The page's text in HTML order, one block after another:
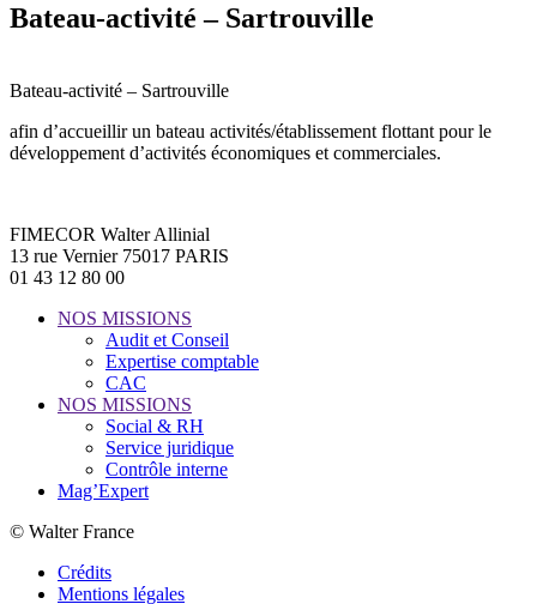
Bateau-activité – Sartrouville
Bateau-activité – Sartrouville
afin d’accueillir un bateau activités/établissement flottant pour le
développement d’activités économiques et commerciales.
FIMECOR Walter Allinial
13 rue Vernier 75017 PARIS
01 43 12 80 00
NOS MISSIONS
Audit et Conseil
Expertise comptable
CAC
NOS MISSIONS
Social & RH
Service juridique
Contrôle interne
Mag’Expert
© Walter France
Crédits
Mentions légales